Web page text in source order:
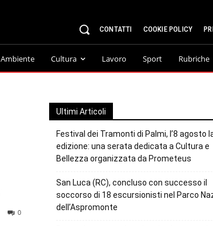
CONTATTI COOKIE POLICY
Ambiente Cultura Lavoro Sport Rubriche
0
Ultimi Articoli
Festival dei Tramonti di Palmi, l’8 agosto
edizione: una serata dedicata a Cultura e
Bellezza organizzata da Prometeus
San Luca (RC), concluso con successo il
soccorso di 18 escursionisti nel Parco
dell’Aspromonte